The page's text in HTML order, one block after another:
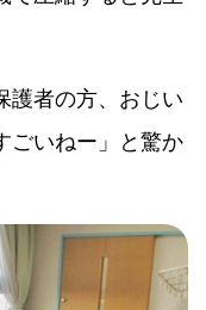
護者の方、おじい
ごいねー」と驚か